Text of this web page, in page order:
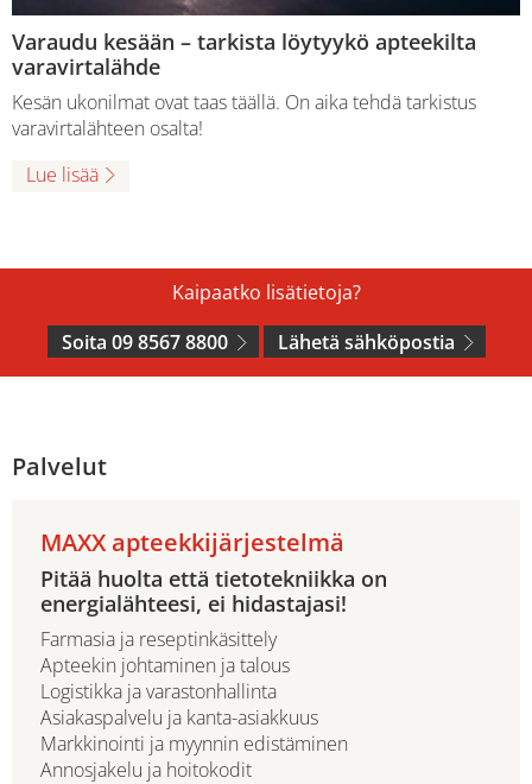
Varaudu kesään – tarkista löytyykö apteekilta
varavirtalähde
Kesän ukonilmat ovat taas täällä. On aika tehdä tarkistus
varavirtalähteen osalta!
Lue lisää
Kaipaatko lisätietoja?
Soita 09 8567 8800
Lähetä sähköpostia
Palvelut
MAXX apteekkijärjestelmä
Pitää huolta että tietotekniikka on
energialähteesi, ei hidastajasi!
Farmasia ja reseptinkäsittely
Apteekin johtaminen ja talous
Logistikka ja varastonhallinta
Asiakaspalvelu ja kanta-asiakkuus
Markkinointi ja myynnin edistäminen
Annosjakelu ja hoitokodit